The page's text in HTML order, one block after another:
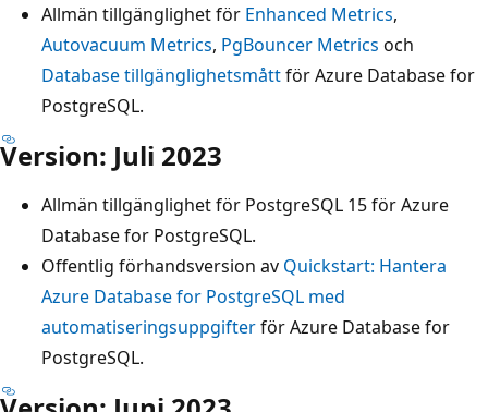
Allmän tillgänglighet för Enhanced Metrics,
Autovacuum Metrics, PgBouncer Metrics och
Database tillgänglighetsmåttför Azure Database for
PostgreSQL.
Version: Juli 2023
Allmän tillgänglighet för PostgreSQL 15 för Azure
Database for PostgreSQL.
Offentlig förhandsversion av Quickstart: Hantera
Azure Database for PostgreSQL med
automatiseringsuppgifterför Azure Database for
PostgreSQL.